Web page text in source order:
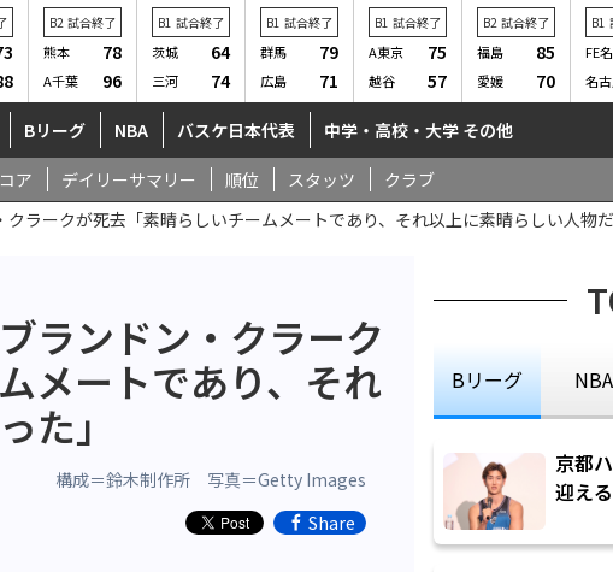
B2 試合終了
熊本 78
A千葉 96
B1 試合終了
茨城 64
三河 74
B1 試合終了
群馬 79
広島 71
B1 試合終了
A東京 75
越谷 57
B2 試合終了
福島 85
愛媛 70
B1
FE
名
Bリーグ NBA バスケ日本代表 中学・高校・大学 その他
ア デイリーサマリー 順位 スタッツ
クラブ
クラークが死去「素晴らしいチームメートであり、それ以上に素晴らしい人物だ
ランドン・クラーク
メートであり、それ
た」
構成＝鈴木制作所 写真＝Getty Images
Share
Bリーグ NBA
京都
迎え
チー
めら